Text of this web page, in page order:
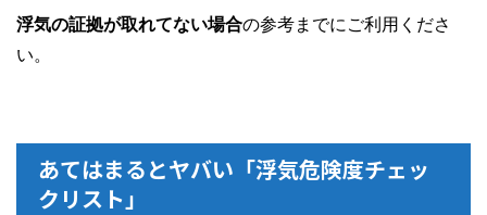
浮気の証拠が取れてない場合の参考までにご利用くださ
い。
あてはまるとヤバい「浮気危険度チェッ
クリスト」